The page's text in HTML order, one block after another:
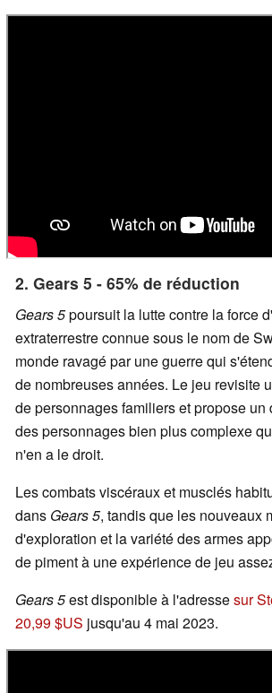
2. Gears 5 - 65% de réduction
Gears 5poursuit la lutte contre la force
extraterrestre connue sous le nom de
monde ravagé par une guerre qui
de nombreuses années. Le jeu revisite
de personnages familiers et propose un
des personnages bien plus complexe
n'en a le droit.
Les combats viscéraux et musclés
dans Gears 5, tandis que les nouveaux
d'exploration et la variété des armes
de piment à une expérience de jeu
Gears 5est disponible à l'adressesur
20,99 $US jusqu'au 4 mai 2023.